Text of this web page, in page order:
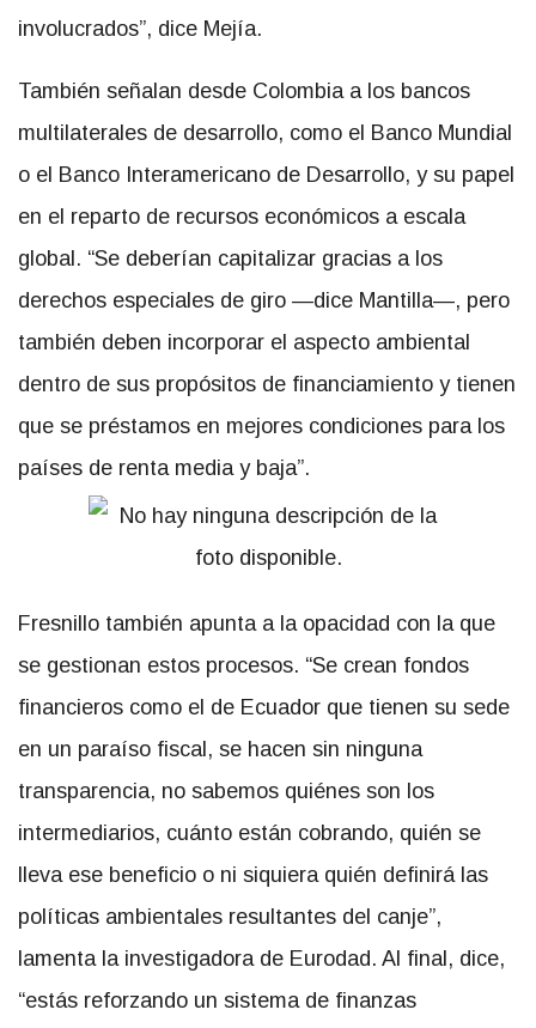
involucrados”, dice Mejía.
También señalan desde Colombia a los bancos
multilaterales de desarrollo, como el Banco Mundial
o el Banco Interamericano de Desarrollo, y su papel
en el reparto de recursos económicos a escala
global. “Se deberían capitalizar gracias a los
derechos especiales de giro —dice Mantilla—, pero
también deben incorporar el aspecto ambiental
dentro de sus propósitos de financiamiento y tienen
que se préstamos en mejores condiciones para los
países de renta media y baja”.
Fresnillo también apunta a la opacidad con la que
se gestionan estos procesos. “Se crean fondos
financieros como el de Ecuador que tienen su sede
en un paraíso fiscal, se hacen sin ninguna
transparencia, no sabemos quiénes son los
intermediarios, cuánto están cobrando, quién se
lleva ese beneficio o ni siquiera quién definirá las
políticas ambientales resultantes del canje”,
lamenta la investigadora de Eurodad. Al final, dice,
“estás reforzando un sistema de finanzas